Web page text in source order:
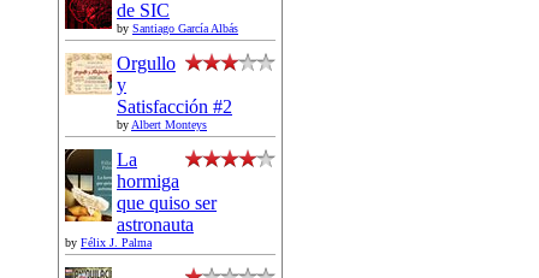
de SIC
by Santiago García Albás
Orgullo
y
Satisfacción #2
by Albert Monteys
La
hormiga
que quiso ser
astronauta
by Félix J. Palma